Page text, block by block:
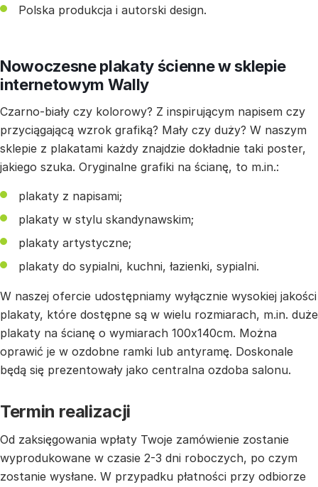
Polska produkcja i autorski design.
Nowoczesne plakaty ścienne w sklepie
internetowym Wally
Czarno-biały czy kolorowy? Z inspirującym napisem czy
przyciągającą wzrok grafiką? Mały czy duży? W naszym
sklepie z plakatami każdy znajdzie dokładnie taki poster,
jakiego szuka. Oryginalne grafiki na ścianę, to m.in.:
plakaty z napisami;
plakaty w stylu skandynawskim;
plakaty artystyczne;
plakaty do sypialni, kuchni, łazienki, sypialni.
W naszej ofercie udostępniamy wyłącznie wysokiej jakości
plakaty, które dostępne są w wielu rozmiarach, m.in. duże
plakaty na ścianę o wymiarach 100x140cm. Można
oprawić je w ozdobne ramki lub antyramę. Doskonale
będą się prezentowały jako centralna ozdoba salonu.
Termin realizacji
Od zaksięgowania wpłaty Twoje zamówienie zostanie
wyprodukowane w czasie 2-3 dni roboczych, po czym
zostanie wysłane. W przypadku płatności przy odbiorze